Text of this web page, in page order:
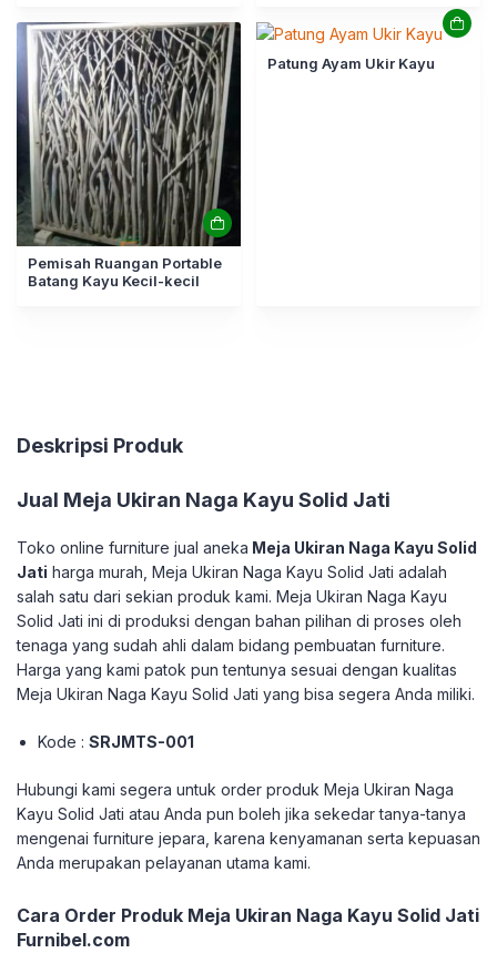
Pemisah Ruangan Portable
Batang Kayu Kecil-kecil
Patung Ayam Ukir Kayu
Deskripsi Produk
Jual Meja Ukiran Naga Kayu Solid Jati
Toko online furniture jual aneka Meja Ukiran Naga Kayu Solid
Jati harga murah, Meja Ukiran Naga Kayu Solid Jati adalah
salah satu dari sekian produk kami. Meja Ukiran Naga Kayu
Solid Jati ini di produksi dengan bahan pilihan di proses oleh
tenaga yang sudah ahli dalam bidang pembuatan furniture.
Harga yang kami patok pun tentunya sesuai dengan kualitas
Meja Ukiran Naga Kayu Solid Jati yang bisa segera Anda miliki.
Kode :SRJMTS-001
Hubungi kami segera untuk order produk Meja Ukiran Naga
Kayu Solid Jati atau Anda pun boleh jika sekedar tanya-tanya
mengenai furniture jepara, karena kenyamanan serta kepuasan
Anda merupakan pelayanan utama kami.
Cara Order Produk Meja Ukiran Naga Kayu Solid Jati
Furnibel.com